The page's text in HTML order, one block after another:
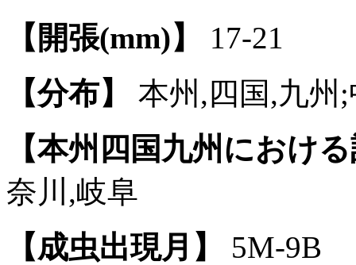
【開張(mm)】
17-21
【分布】
本州,四国,九州
【本州四国九州におけ
奈川,岐阜
【成虫出現月】
5M-9B